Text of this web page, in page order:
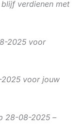
verdienen met
2025 voor
voor jouw
28-08-2025 –